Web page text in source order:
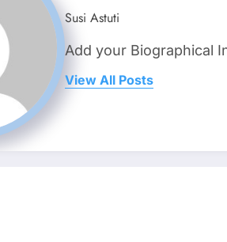
Susi Astuti
Add your Biographical
View All Posts